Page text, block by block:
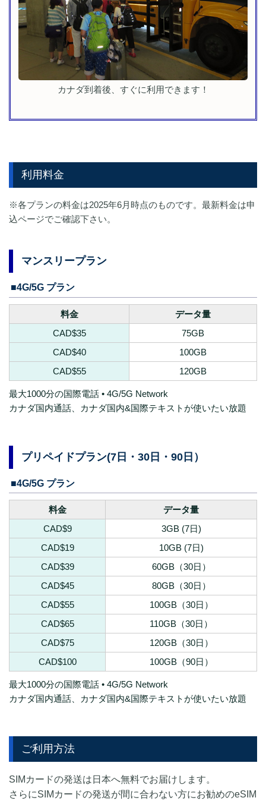
カナダ到着後、すぐに利用できます！
利用料金
※各プランの料金は2025年6月時点のものです。最新料金は申
込ページでご確認下さい。
マンスリープラン
■4G/5G プラン
料金
データ量
CAD$35
75GB
CAD$40
100GB
CAD$55
120GB
最大1000分の国際電話 • 4G/5G Network
カナダ国内通話、カナダ国内&国際テキストが使いたい放題
プリペイドプラン(7日・30日・90日）
■4G/5G プラン
料金
データ量
CAD$9
3GB (7日)
CAD$19
10GB (7日)
CAD$39
60GB（30日）
CAD$45
80GB（30日）
CAD$55
100GB（30日）
CAD$65
110GB（30日）
CAD$75
120GB（30日）
CAD$100
100GB（90日）
最大1000分の国際電話 • 4G/5G Network
カナダ国内通話、カナダ国内&国際テキストが使いたい放題
ご利用方法
SIMカードの発送は日本へ無料でお届けします。
さらにSIMカードの発送が間に合わない方にお勧めのeSIM